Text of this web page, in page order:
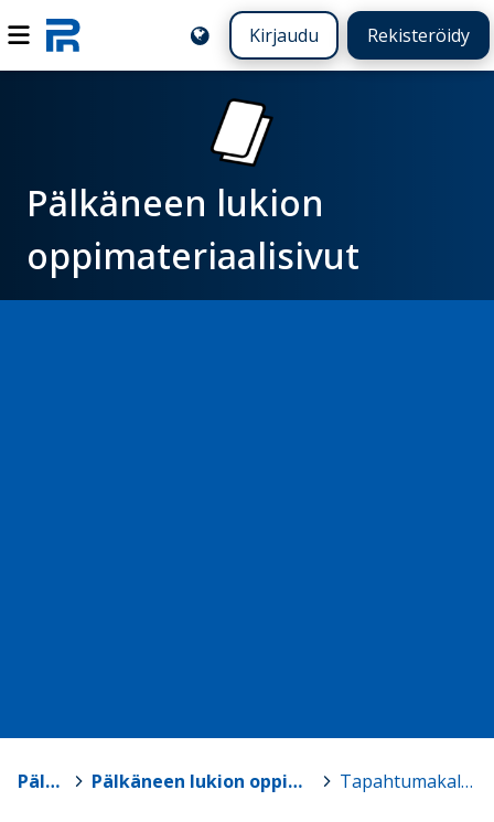
Kirjaudu Rekisteröidy
Pälkäneen lukion
oppimateriaalisivut
Pälkäne Pälkäneen lukion oppimateriaalisivut > Tapahtumakalenteri